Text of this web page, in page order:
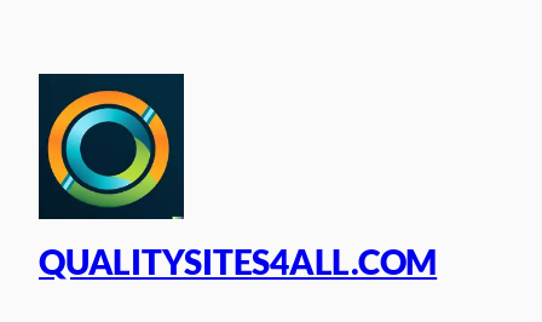
inhoud
QUALITYSITES4ALL.COM